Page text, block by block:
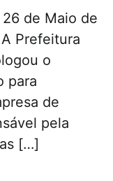
de Maio de
Prefeitura
o
para
de
pela
[…]